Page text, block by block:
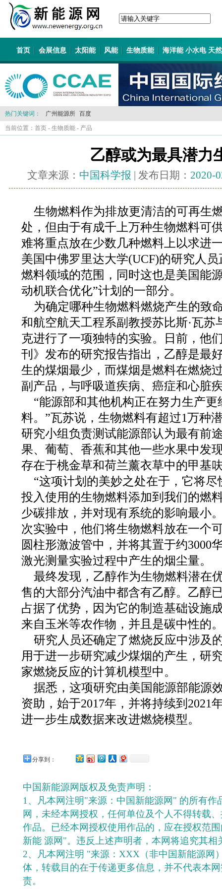
首页 会展信息 太阳能 风能 生物质能 海洋能 小水电 天
热门关键词： 广州能源所 百度
当前位置： 首页 - 生物质能 - 产品
乙醇或为最具潜力
文章来源： 中国科学报 | 发布日期： 2020-
生物燃料作为排放更清洁的可再生
处，但由于有成千上万种生物燃料可
难将重点放在少数几种燃料上以求进
美国中佛罗里达大学(UCF)的研究人
燃料领域的范围，同时这也是美国能
动机联合优化”计划的一部分。
为确定哪种生物燃料燃烧产生的致
和航空航天工程系副教授苏比斯·瓦苏
克进行了一项独特的实验。日前，他
刊》发布的研究报告指出，乙醇是最
生的煤烟最少，而煤烟是燃料在燃烧
副产品，与呼吸道疾病、癌症和心脏
“能源部和其他机构正在努力生产
料。”瓦苏说，生物燃料有超过1万种
研究小组负责测试能源部认为最有前
果、葡萄、香蕉和其他一些水果中发
存在于桃金草和荷兰薰衣草中的甲基
“这项计划的美妙之处在于，它将
投入使用的生物燃料添加到我们的燃
少碳排放，并对现有系统的影响最小
次实验中，他们将生物燃料放在一个
圆柱形激波管中，并将其置于约3000
激光测量实验过程中产生的烟尘量。
最终发现，乙醇作为生物燃料潜在
售的大部分汽油中都含有乙醇。乙醇
占据了优势，因为它的制造基础设施
来自玉米等农作物，并且是碳中性的
研究人员还确定了燃烧反应中涉及
用于进一步研究减少煤烟的产生，研
家燃烧反应的计算机模型中。
据悉，这项研究由美国能源部能源
资助，始于2017年，并将持续到2021
进一步生成数据来改进燃烧模型。
分享到：
中国新能源网版权及免责声明：
1、凡本网注明"来源：中国新能源网" 的所有作
网，未经本网授权，任何单位及个人不得转载
作品。已经本网授权使用作品的，应在授权范
新能 源网"。违反上述声明者，本网将追究其相
2、凡本网注明 "来源：XXX（非中国新能源网
体，转载目的在于传递更多信息，并不代表本
责。